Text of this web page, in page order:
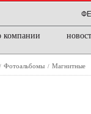
компании
/ Фотоальбомы / Магнитные